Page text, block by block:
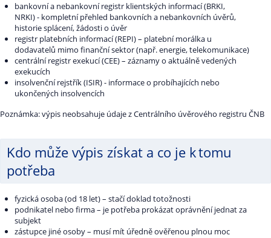
bankovní a nebankovní registr klientských informací (BRKI,
NRKI) - kompletní přehled bankovních a nebankovních úvěrů,
historie splácení, žádosti o úvěr
registr platebních informací (REPI) – platební morálka u
dodavatelů mimo finanční sektor (např. energie, telekomunikace)
centrální registr exekucí (CEE) – záznamy o aktuálně vedených
exekucích
insolvenční rejstřík (ISIR) - informace o probíhajících nebo
ukončených insolvencích
Poznámka: výpis neobsahuje údaje z Centrálního úvěrového registru ČNB
Kdo může výpis získat a co je k tomu
potřeba
fyzická osoba (od 18 let) – stačí doklad totožnosti
podnikatel nebo firma – je potřeba prokázat oprávnění jednat za
subjekt
zástupce jiné osoby – musí mít úředně ověřenou plnou moc